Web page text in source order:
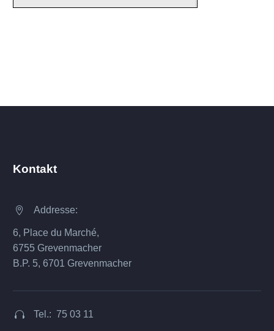
Kontakt

 Addresse:
6, Place du Marché,
6755 Grevenmacher
B.P. 5, 6701 Grevenmacher

 Tel.: 75 03 11